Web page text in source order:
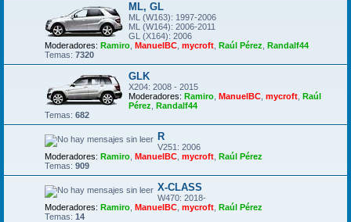
ML, GL
ML (W163): 1997-2006
ML (W164): 2006-2011
GL (X164): 2006
Moderadores: Ramiro ManuelBC mycroft Raúl Pérez Randalf44
Temas: 7320
GLK
X204: 2008 - 2015
Moderadores: Ramiro ManuelBC mycroft Raúl
Pérez Randalf44
Temas: 682
R
V251: 2006
Moderadores: Ramiro ManuelBC mycroft Raúl Pérez
Temas: 909
X-CLASS
W470: 2018-
Moderadores: Ramiro ManuelBC mycroft Raúl Pérez
Temas: 14